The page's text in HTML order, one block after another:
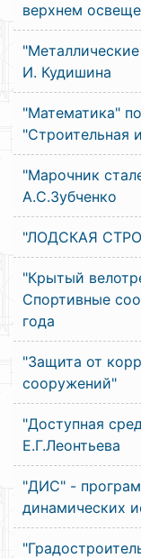
верхнем
И. Кудишина
"Математика"
"Строительная
"Марочник
А.С.Зубченко
"ЛОДСКАЯ
"Крытый
Спортивные
года
"Защита от
сооружений"
"Доступная
Е.Г.Леонтьева
"ДИС" -
динамических